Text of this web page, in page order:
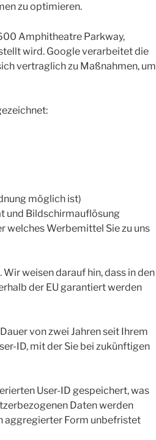
zu optimieren.
Amphitheatre Parkway,
wird. Google verarbeitet die
vertraglich zu Maßnahmen, um
möglich ist)
und Bildschirmauflösung
welches Werbemittel Sie zu uns
weisen darauf hin, dass in den
der EU garantiert werden
von zwei Jahren seit Ihrem
ID, mit der Sie bei zukünftigen
User-ID gespeichert, was
Daten werden
aggregierter Form unbefristet